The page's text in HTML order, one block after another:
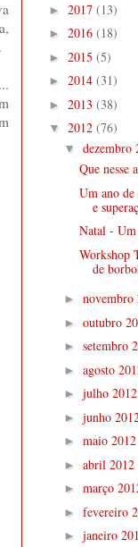
► 2017 (13)
► 2016 (18)
► 2015 (5)
► 2014 (31)
► 2013 (38)
▼ 2012 (76)
▼ dezembro
Que nesse
Um ano de
e
Natal - Um
Workshop
de
► novembro
► outubro
► setembro
► agosto
► julho 2012
► junho
► maio 2012
► abril 2012
► março
► fevereiro
► janeiro